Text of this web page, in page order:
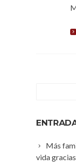
Más
vida